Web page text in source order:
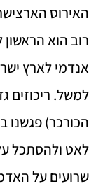
האירוס
רוב הוא
אנדמי לארץ
למשל. ריכוזים
הכורכר) פגשנו
לאט ולהסתכל
שרועים על